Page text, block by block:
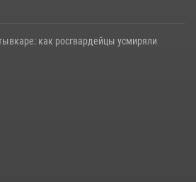
как росгвардейцы усмиряли